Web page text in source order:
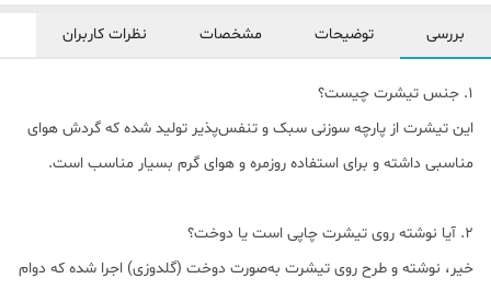
بررسی توضیحات مشخصات نظرات کاربران
1. جنس تیشرت چیست؟
این تیشرت از پارچه سوزنی سبک و تنفس‌پذیر تولید شده که گردش هوای
مناسبی داشته و برای استفاده روزمره و هوای گرم بسیار مناسب است.
2. آیا نوشته روی تیشرت چاپی است یا دوخت؟
خیر، نوشته و طرح روی تیشرت به‌صورت دوخت (گلدوزی) اجرا شده که دوام